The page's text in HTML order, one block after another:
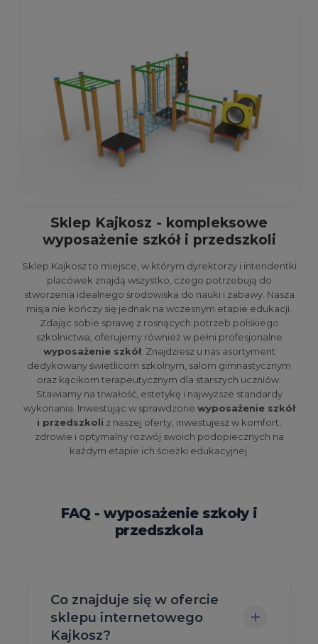
Sklep Kajkosz - kompleksowe
wyposażenie szkół i przedszkoli
Sklep Kajkosz to miejsce, w którym dyrektorzy i intendentki
placówek znajdą wszystko, czego potrzebują do
stworzenia idealnego środowiska do nauki i zabawy. Nasza
misja nie kończy się jednak na wczesnym etapie edukacji.
Zdając sobie sprawę z rosnących potrzeb polskiego
szkolnictwa, oferujemy również w pełni profesjonalne
wyposażenie szkół. Znajdziesz u nas asortyment
dedykowany świetlicom szkolnym, salom gimnastycznym
oraz kącikom terapeutycznym dla starszych uczniów.
Stawiamy na trwałość, estetykę i najwyższe standardy
wykonania. Inwestując w sprawdzone wyposażenie szkół
i przedszkoli z naszej oferty, inwestujesz w komfort,
zdrowie i optymalny rozwój swoich podopiecznych na
każdym etapie ich ścieżki edukacyjnej.
FAQ - wyposażenie szkoły i
przedszkola
Co znajduje się w ofercie
sklepu internetowego
Kajkosz?
+